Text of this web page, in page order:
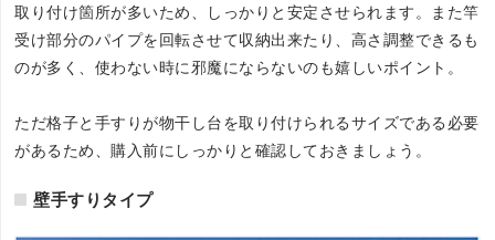
取り付け箇所が多いため、しっかりと安定させられます。また竿
受け部分のパイプを回転させて収納出来たり、高さ調整できるも
のが多く、使わない時に邪魔にならないのも嬉しいポイント。
ただ格子と手すりが物干し台を取り付けられるサイズである必要
があるため、購入前にしっかりと確認しておきましょう。
壁手すりタイプ